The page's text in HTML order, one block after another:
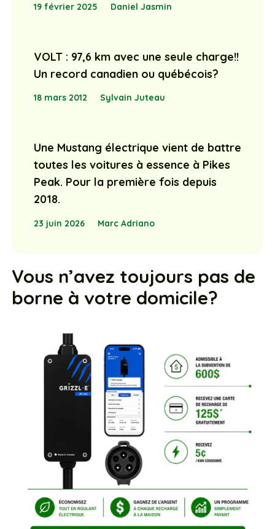
19 février 2025 Daniel Jasmin
VOLT : 97,6 km avec une seule charge!!
Un record canadien ou québécois?
18 mars 2012 Sylvain Juteau
Une Mustang électrique vient de battre
toutes les voitures à essence à Pikes
Peak. Pour la première fois depuis
2018.
23 juin 2026 Marc Adriano
Vous n’avez toujours pas de
borne à votre domicile?